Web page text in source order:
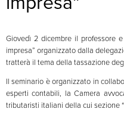
Giovedì 2 dicembre il professore
impresa” organizzato dalla
tratterà il tema della tassazione
Il seminario è organizzato in
esperti contabili, la Camera
tributaristi italiani della cui sezione